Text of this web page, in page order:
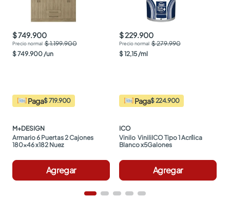
$ 749.900
$ 1.199.900
$749.900 /un
Paga$ 719.900
M+DESIGN
Armario 6 Puertas 2 Cajones
180x46 x182 Nuez
Agregar
$ 229.900
$ 279.990
$12,15 /ml
Paga$ 224.900
ICO
Vinilo  ViniliICO Tipo 1 Acrílica
Blanco x5Galones
Agregar